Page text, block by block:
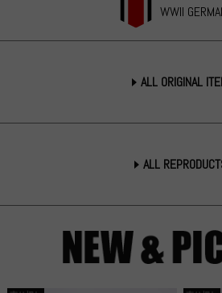
WWII
ALL ORIGINAL
ALL